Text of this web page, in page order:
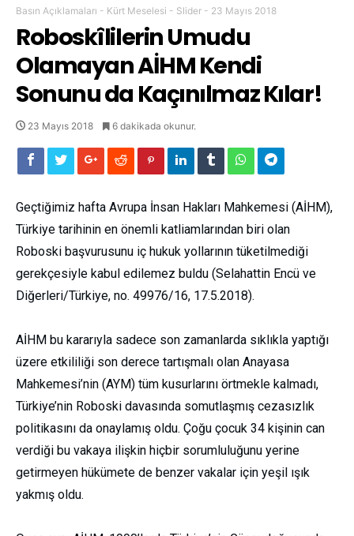
Basın Açıklamaları - Kürt Meselesi - Slider - 23 Mayıs 2018
Roboskîlilerin Umudu
Olamayan AİHM Kendi
Sonunu da Kaçınılmaz Kılar!
23 Mayıs 2018 6 dakikada okunur.
Geçtiğimiz hafta Avrupa İnsan Hakları Mahkemesi (AİHM),
Türkiye tarihinin en önemli katliamlarından biri olan
Roboski başvurusunu iç hukuk yollarının tüketilmediği
gerekçesiyle kabul edilemez buldu (Selahattin Encü ve
Diğerleri/Türkiye, no. 49976/16, 17.5.2018).
AİHM bu kararıyla sadece son zamanlarda sıklıkla yaptığı
üzere etkililiği son derece tartışmalı olan Anayasa
Mahkemesi’nin (AYM) tüm kusurlarını örtmekle kalmadı,
Türkiye’nin Roboski davasında somutlaşmış cezasızlık
politikasını da onaylamış oldu. Çoğu çocuk 34 kişinin can
verdiği bu vakaya ilişkin hiçbir sorumluluğunu yerine
getirmeyen hükümete de benzer vakalar için yeşil ışık
yakmış oldu.